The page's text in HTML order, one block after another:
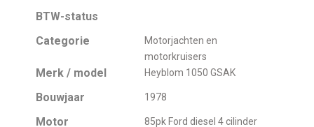
BTW-status
Categorie
Motorjachten en
motorkruisers
Merk / model Heyblom 1050 GSAK
Bouwjaar 1978
Motor 85pk Ford diesel 4 cilinder